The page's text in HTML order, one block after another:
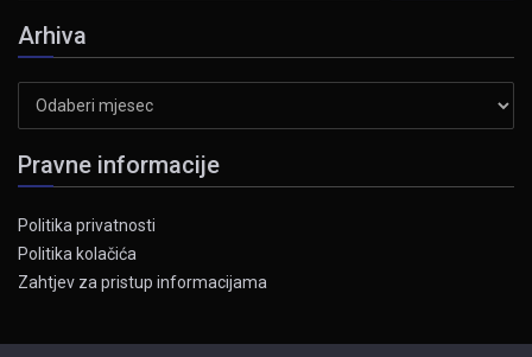
Arhiva
Pravne informacije
Politika privatnosti
Politika kolačića
Zahtjev za pristup informacijama